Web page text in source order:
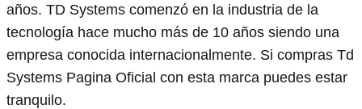
años. TD Systems comenzó en la industria de la
tecnología hace mucho más de 10 años siendo una
empresa conocida internacionalmente. Si compras Td
Systems Pagina Oficial con esta marca puedes estar
tranquilo.